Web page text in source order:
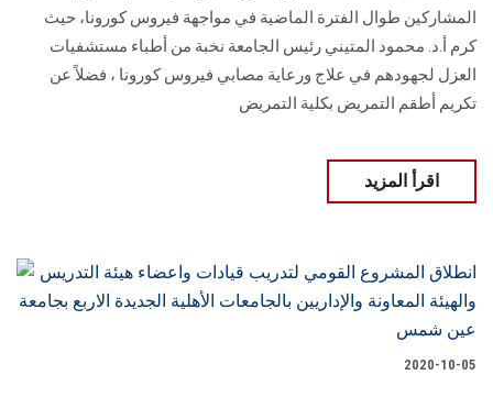
الزائـرون
المشاركين طوال الفترة الماضية في مواجهة فيروس كورونا، حيث
كرم أ.د. محمود المتيني رئيس الجامعة نخبة من أطباء مستشفيات
العزل لجهودهم في علاج ورعاية مصابي فيروس كورونا ، فضلاً عن
تكريم أطقم التمريض بكلية التمريض
اقرأ المزيد
2020-10-05